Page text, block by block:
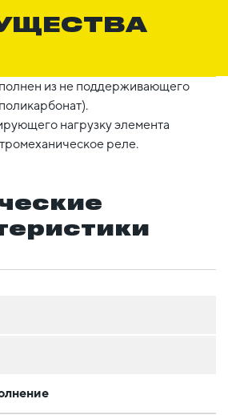
из не поддерживающего
нагрузку элемента
реле.